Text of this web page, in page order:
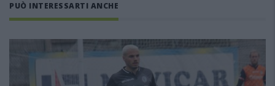
PUÒ INTERESSARTI ANCHE